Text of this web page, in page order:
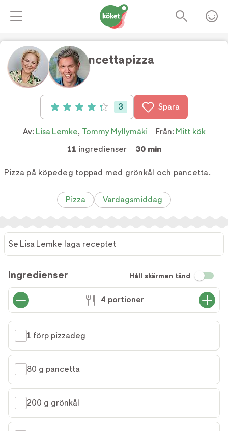
Pancettapizza
Betyg: 4.33 av 5 (3 röster)
3 Spara
Av: Lisa Lemke, Tommy Myllymäki Från: Mitt kök
11 ingredienser 30 min
Pizza på köpedeg toppad med grönkål och pancetta.
Pizza Vardagsmiddag
Se Lisa Lemke laga receptet
Ingredienser Håll skärmen tänd
4 portioner
1 förp pizzadeg
80 g pancetta
200 g grönkål